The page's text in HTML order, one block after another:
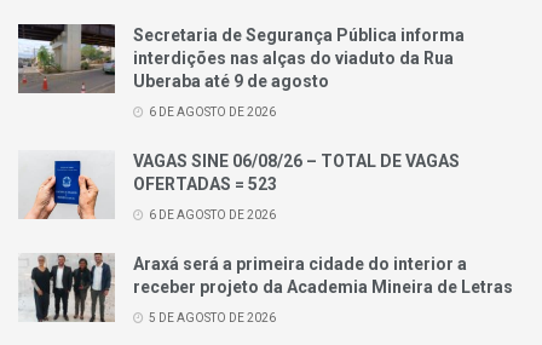
Secretaria de Segurança Pública informa
interdições nas alças do viaduto da Rua
Uberaba até 9 de agosto
6 DE AGOSTO DE 2026
VAGAS SINE 06/08/26 – TOTAL DE VAGAS
OFERTADAS = 523
6 DE AGOSTO DE 2026
Araxá será a primeira cidade do interior a
receber projeto da Academia Mineira de Letras
5 DE AGOSTO DE 2026